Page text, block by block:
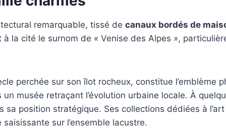
remarquable, tissé de canaux bordés de
la cité le surnom de « Venise des Alpes »,
perchée sur son îlot rocheux, constitue l’emblème
musée retraçant l’évolution urbaine locale. À
position stratégique. Ses collections dédiées à l’art
sur l’ensemble lacustre.